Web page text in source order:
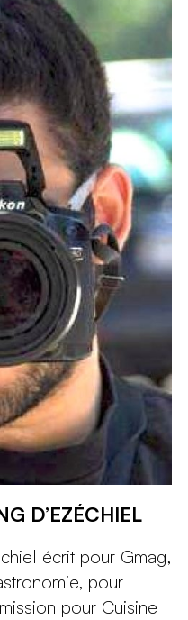
D’EZÉCHIEL
écrit pour Gmag,
pour
pour Cuisine